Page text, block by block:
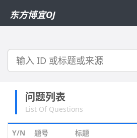
东方博宜OJ
搜
问题列表
List Of Questions
Y/N 题号 标题